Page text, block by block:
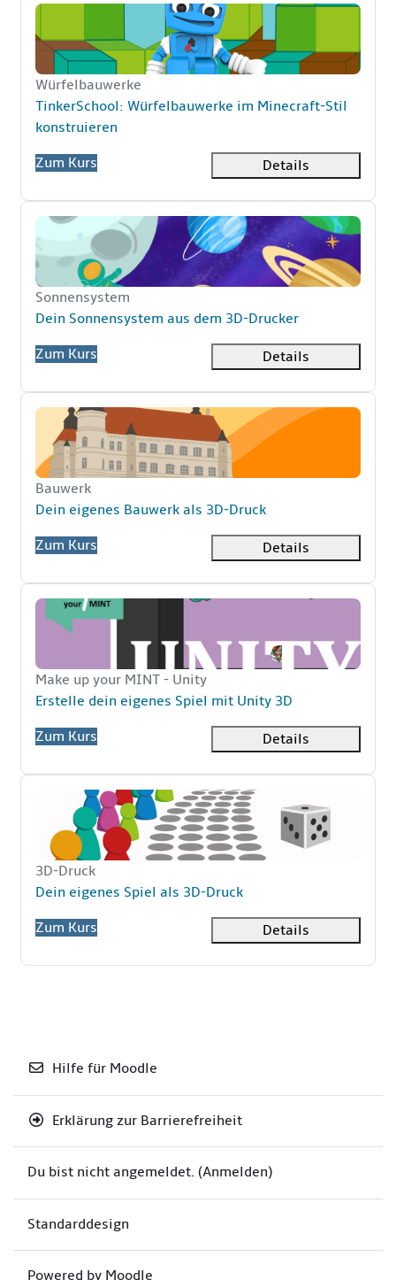
TinkerSchool: Würfelbauwerke im Minecraft-Stil
Kurzer Kursname
Würfelbauwerke
Kursname
TinkerSchool: Würfelbauwerke im Minecraft-Stil
konstruieren
Zum Kurs
Details
Dein Sonnensystem aus dem 3D-Drucker
Kurzer Kursname
Sonnensystem
Kursname
Dein Sonnensystem aus dem 3D-Drucker
Zum Kurs
Details
Dein eigenes Bauwerk als 3D-Druck
Kurzer Kursname
Bauwerk
Kursname
Dein eigenes Bauwerk als 3D-Druck
Zum Kurs
Details
Erstelle dein eigenes Spiel mit Unity 3D
Kurzer Kursname
Make up your MINT - Unity
Kursname
Erstelle dein eigenes Spiel mit Unity 3D
Zum Kurs
Details
Dein eigenes Spiel als 3D-Druck
Kurzer Kursname
3D-Druck
Kursname
Dein eigenes Spiel als 3D-Druck
Zum Kurs
Details
Hilfe für Moodle
Erklärung zur Barrierefreiheit
Du bist nicht angemeldet. (Anmelden)
Standarddesign
Powered by Moodle